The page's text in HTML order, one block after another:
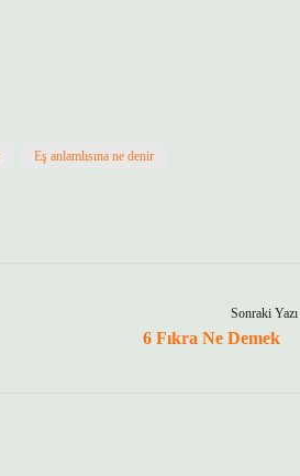
Eş anlamlısına ne denir
Sonraki Yazı
6 Fıkra Ne Demek